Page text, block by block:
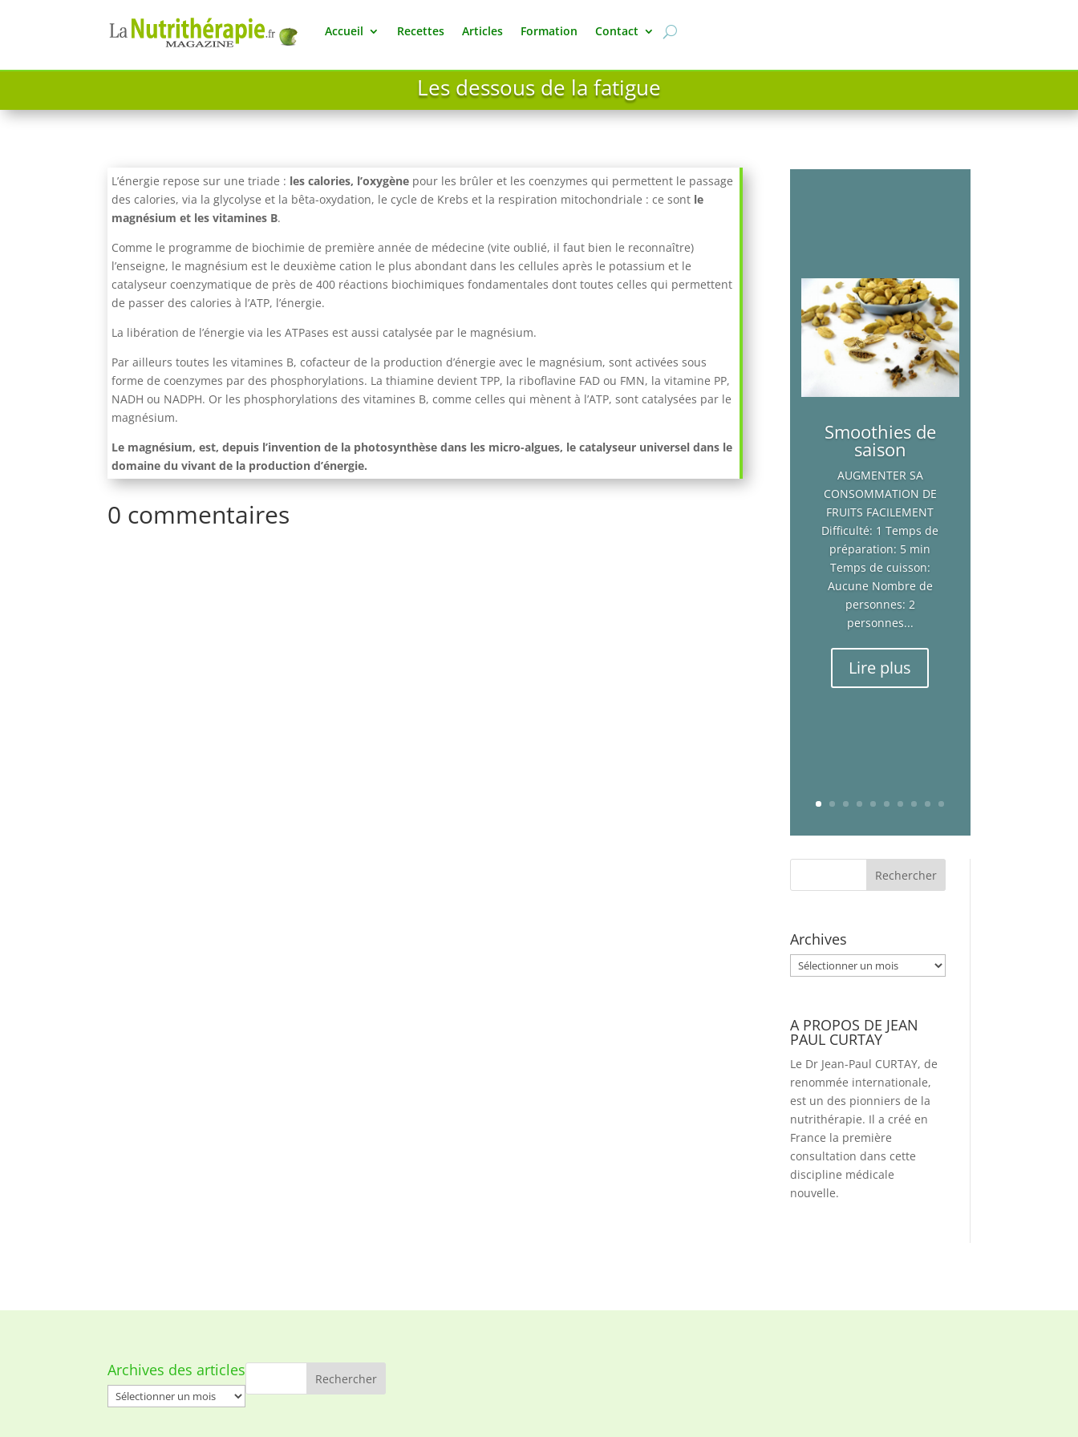
Accueil Recettes Articles Formation Contact
Les dessous de la fatigue
L’énergie repose sur une triade : les calories, l’oxygène pour les brûler et les coenzymes qui permettent le passage
des calories, via la glycolyse et la bêta-oxydation, le cycle de Krebs et la respiration mitochondriale : ce sont le
magnésium et les vitamines B.
Comme le programme de biochimie de première année de médecine (vite oublié, il faut bien le reconnaître)
l’enseigne, le magnésium est le deuxième cation le plus abondant dans les cellules après le potassium et le
catalyseur coenzymatique de près de 400 réactions biochimiques fondamentales dont toutes celles qui permettent
de passer des calories à l’ATP, l’énergie.
La libération de l’énergie via les ATPases est aussi catalysée par le magnésium.
Par ailleurs toutes les vitamines B, cofacteur de la production d’énergie avec le magnésium, sont activées sous
forme de coenzymes par des phosphorylations. La thiamine devient TPP, la riboflavine FAD ou FMN, la vitamine PP,
NADH ou NADPH. Or les phosphorylations des vitamines B, comme celles qui mènent à l’ATP, sont catalysées par le
magnésium.
Le magnésium, est, depuis l’invention de la photosynthèse dans les micro-algues, le catalyseur universel dans le
domaine du vivant de la production d’énergie.
0 commentaires
Smoothies de
saison
AUGMENTER SA
CONSOMMATION DE
FRUITS FACILEMENT
Difficulté: 1 Temps de
préparation: 5 min
Temps de cuisson:
Aucune Nombre de
personnes: 2
personnes...
Lire plus
Archives
Archives
A PROPOS DE JEAN
PAUL CURTAY
Le Dr Jean-Paul CURTAY, de
renommée internationale,
est un des pionniers de la
nutrithérapie. Il a créé en
France la première
consultation dans cette
discipline médicale
nouvelle.
Archives des articles
Archives
des